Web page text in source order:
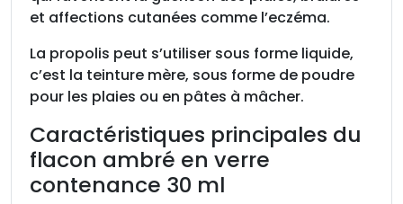
et affections cutanées comme l’eczéma.
La propolis peut s’utiliser sous forme liquide,
c’est la teinture mère, sous forme de poudre
pour les plaies ou en pâtes à mâcher.
Caractéristiques principales du
flacon ambré en verre
contenance 30 ml